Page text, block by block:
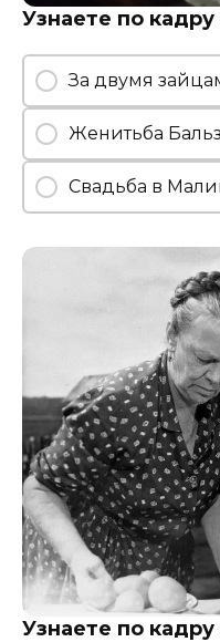
Узнаете по
За двумя
Женитьба
Свадьба в
Узнаете по